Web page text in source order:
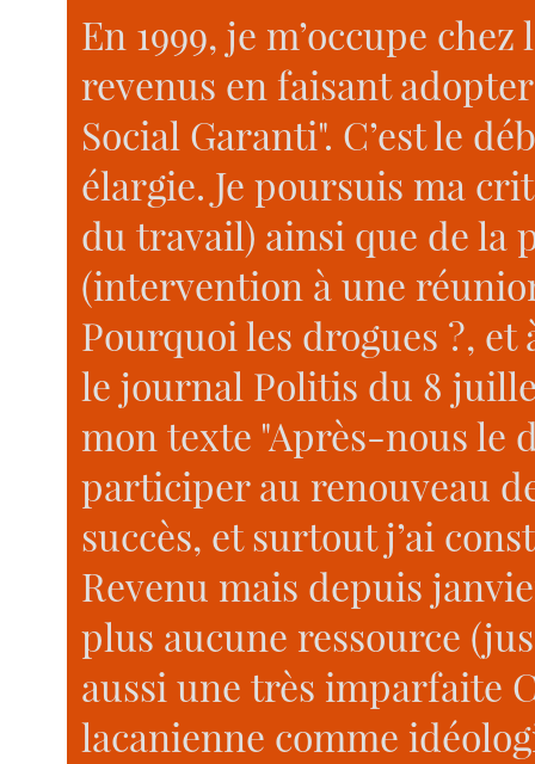
En 1999, je m’occupe
revenus en faisant
Social Garanti". C’est le
élargie. Je poursuis ma
du travail) ainsi que de la
(intervention à une
Pourquoi les drogues ?, et
le journal Politis du 8
mon texte "Après-nous le
participer au renouveau
succès, et surtout j’ai
Revenu mais depuis
plus aucune ressource
aussi une très imparfaite
lacanienne comme